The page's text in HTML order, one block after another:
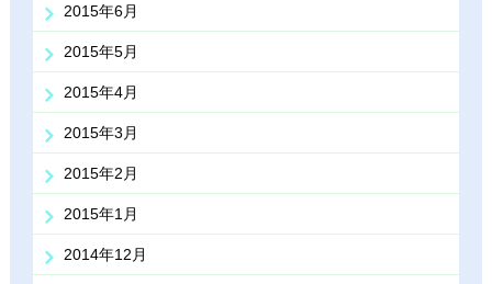
2015年6月
2015年5月
2015年4月
2015年3月
2015年2月
2015年1月
2014年12月